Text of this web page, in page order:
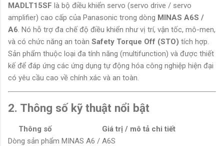
MADLT15SF là bộ điều khiển servo (servo drive / servo
amplifier) cao cấp của Panasonic trong dòng MINAS A6S /
A6. Nó hỗ trợ đa chế độ điều khiển như vị trí, vận tốc, mô-men,
và có chức năng an toàn Safety Torque Off (STO) tích hợp.
Sản phẩm thuộc loại đa tính năng (multifunction) và được thiết
kế để đáp ứng các ứng dụng tự động hóa công nghiệp hiện đại
có yêu cầu cao về chính xác và an toàn.
2. Thông số kỹ thuật nổi bật
Thông số
Giá trị / mô tả chi tiết
Dòng sản phẩm MINAS A6 / A6S